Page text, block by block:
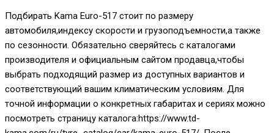
Подбирать Kama Euro-517 стоит по размеру
автомобиля,индексу скорости и грузоподъемности,а также
по сезонности. Обязательно сверяйтесь с каталогами
производителя и официальным сайтом продавца,чтобы
выбрать подходящий размер из доступных вариантов и
соответствующий вашим климатическим условиям. Для
точной информации о конкретных габаритах и сериях можно
посмотреть страницу каталога:https://www.td-